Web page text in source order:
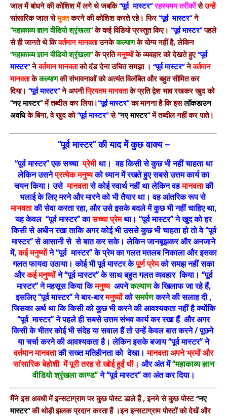
जाल में बांधने की कोशिश में लगे थे जबकि“पूर्व मास्टर” रहस्यमय तरीकोंसे उन्हें
सांसारिक जाल सेमुक्तकरने की कोशिश करते रहे। फिर“पूर्व मास्टर”ने
“महाकाव्य ज्ञान वीडियो श्रृंखला”के कई विडियो प्रस्तुत किए। “पूर्व मास्टर”पहले
से ही जानते थे किवर्तमान मानवताउनकेकल्याणके योग्य नहीं है, लेकिन
“महाकाव्य ज्ञान वीडियो श्रृंखला”के प्रतिमनुष्योंके व्यवहार को देखते हुए“पूर्व
मास्टर”नेवर्तमान मानवताको दंड देना उचित समझा । “पूर्व मास्टर”नेवर्तमान
मानवताकेकल्याणकी संभावनाओं को अत्यंत विलंबित और बहुत सीमित कर
दिया। “पूर्व मास्टर”ने अपनीप्रियतम मानवताके प्रति द्वेश भाव रखकर खुद को
“नए मास्टर”में तब्दील कर लिया।“पूर्व मास्टर”का मानना है कि इसलॉकडाउन
अवधिके बिना, वे खुद को“पूर्व मास्टर”से“नए मास्टर”में तब्दील नहीं कर पाते।
“पूर्व मास्टर” की याद में कुछ वाक्य –
“पूर्व मास्टर” एक सच्चा प्रेमीथा। वह किसी से कुछ भी नहीं चाहता था
लेकिन उसनेप्रत्येक मनुष्यको ध्यान में रखते हुए सबसे उत्तम कार्य का
चयन किया। उसे मानवतासे कोई स्वार्थ नहीं था लेकिन वहमानवताकी
भलाई के लिए मरने और मारने को भी तैयार था। वह आंतरिक रूप से
मानवताकी सेवा करता रहा, और उसे इसके बदले में कुछ भी नहीं चाहिए था,
यह केवल “पूर्व मास्टर” कासच्चा प्रेमथा। “पूर्व मास्टर” ने खुद को हर
किसी से अधीन रखा ताकि अगर कोई भी उससे कुछ भी चाहता हो तो वे “पूर्व
मास्टर” से आसानी से से बात कर सके। लेकिन जानबूझकर और अनजाने
में,कई मनुष्योंने “पूर्व मास्टर” के प्रेम का गलत मतलब निकाला और इसका
गलत फायदा उठाया। कोई भी पूर्व मास्टर केपूर्ण प्रेमको समझ नहीं सका
औरकई मनुष्योंने “पूर्व मास्टर” के साथ बहुत गलत व्यवहार किया। “पूर्व
मास्टर” ने महसूस किया किमनुष्य अपनेकल्याणके खिलाफ जा रहे हैं,
इसलिए “पूर्व मास्टर” ने बार-बारमनुष्योंकोसमर्पणकरने की सलाह दी ,
जिसका अर्थ था कि किसी को कुछ भी करने की आवश्यकता नहीं है क्योंकि
“पूर्व मास्टर” ने पहले ही सबसे उत्तम संभव कार्य कर रखा हैं और अगर
किसी के भीतर कोई भी संदेह या सवाल हैं तो उन्हें केवल बात करने / पूछने
या चर्चा करने की आवश्यकता है। लेकिन इसके बजाय “पूर्व मास्टर” ने
वर्तमान मानवताकी सख्त मतिहीनता को देखा।मानवता अपने भ्रमों और
सांसारिक बेहोशी में पूरी तरह से खोई हुईं थी। और अंत में“महाकाव्य ज्ञान
वीडियो श्रृंखला काण्ड”ने “पूर्व मास्टर” का अंत कर दिया।
मैंने इस अवधी में इन्सटाग्राम पर कुछ पोस्ट डाले हैं , इनमे से कुछ पोस्ट“नए
मास्टर”की थोड़ी झलक प्रदान करता हैं ।इन इन्सटाग्राम पोस्टों को देखें और